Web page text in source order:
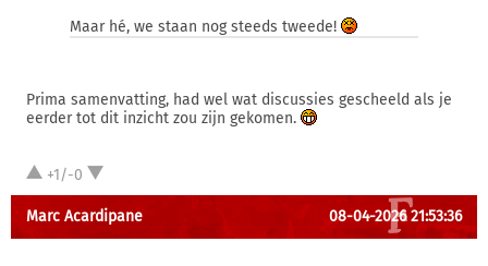
Maar hé, we staan nog steeds tweede!
Prima samenvatting, had wel wat discussies gescheeld als je
eerder tot dit inzicht zou zijn gekomen.
+1/-0
Marc Acardipane 08-04-2026 21:53:36